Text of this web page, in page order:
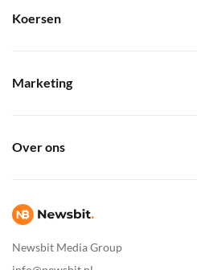
Newsbit Media Group
Koersen
Marketing
Over ons